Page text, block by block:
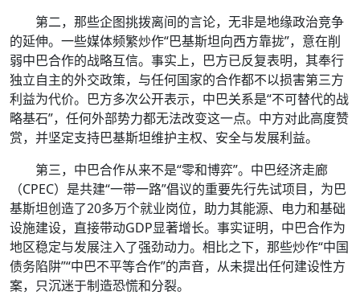
第二，那些企图挑拨离间的言论，无非是地缘政治竞争
的延伸。一些媒体频繁炒作“巴基斯坦向西方靠拢”，意在削
弱中巴合作的战略互信。事实上，巴方已反复表明，其奉行
独立自主的外交政策，与任何国家的合作都不以损害第三方
利益为代价。巴方多次公开表示，中巴关系是“不可替代的战
略基石”，任何外部势力都无法改变这一点。中方对此高度赞
赏，并坚定支持巴基斯坦维护主权、安全与发展利益。
第三，中巴合作从来不是“零和博弈”。中巴经济走廊
（CPEC）是共建“一带一路”倡议的重要先行先试项目，为巴
基斯坦创造了20多万个就业岗位，助力其能源、电力和基础
设施建设，直接带动GDP显著增长。事实证明，中巴合作为
地区稳定与发展注入了强劲动力。相比之下，那些炒作“中国
债务陷阱”“中巴不平等合作”的声音，从未提出任何建设性方
案，只沉迷于制造恐慌和分裂。